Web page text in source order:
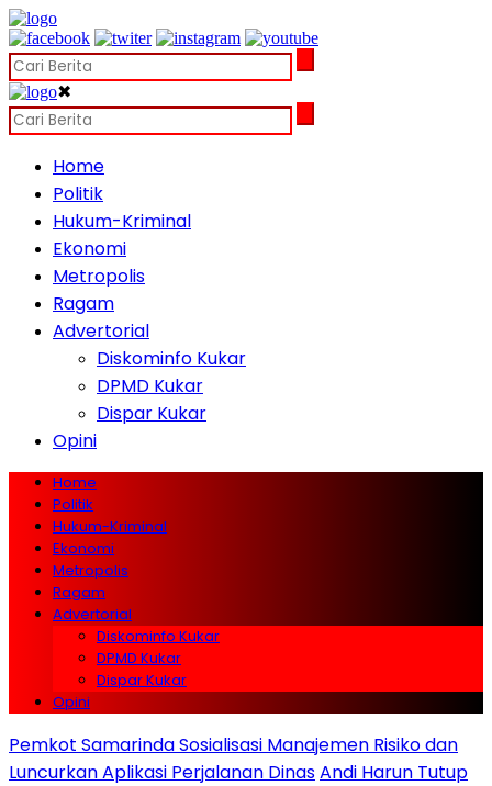
✖
Home
Politik
Hukum-Kriminal
Ekonomi
Metropolis
Ragam
Advertorial
Diskominfo Kukar
DPMD Kukar
Dispar Kukar
Opini
Home
Politik
Hukum-Kriminal
Ekonomi
Metropolis
Ragam
Advertorial
Diskominfo Kukar
DPMD Kukar
Dispar Kukar
Opini
Pemkot Samarinda Sosialisasi Manajemen Risiko dan
Luncurkan Aplikasi Perjalanan DinasAndi Harun Tutup